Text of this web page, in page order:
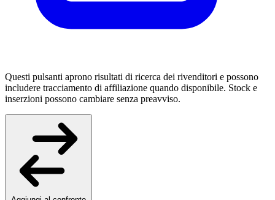
Questi pulsanti aprono risultati di ricerca dei rivenditori e possono
includere tracciamento di affiliazione quando disponibile. Stock e
inserzioni possono cambiare senza preavviso.